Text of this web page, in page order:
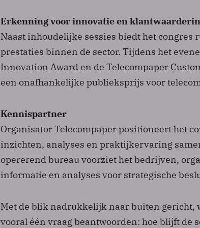
Erkenning voor innovatie en
Naast inhoudelijke sessies biedt het congres
prestaties binnen de sector. Tijdens het
Innovation Award en de Telecompaper
een onafhankelijke publieksprijs voor
Kennispartner
Organisator Telecompaper positioneert het
inzichten, analyses en praktijkervaring
opererend bureau voorziet het bedrijven,
informatie en analyses voor strategische
Met de blik nadrukkelijk naar buiten gericht,
vooral één vraag beantwoorden: hoe blijft de